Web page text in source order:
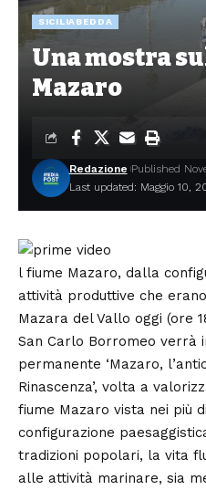
SICILIABEDDA
Una mostra
Mazaro
Last updated: Maggio 10,
Redazione Published
l fiume Mazaro, dalla
attività produttive che
Mazara del Vallo oggi (ore
San Carlo Borromeo verrà
permanente ‘Mazaro,
Rinascenza’, volta a
fiume Mazaro vista nei più
configurazione
tradizioni popolari, la vita
alle attività marinare, sia